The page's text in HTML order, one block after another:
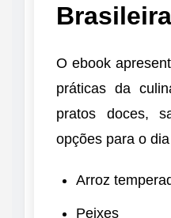
Brasileira
O ebook
práticas da
pratos doces,
opções para o
Arroz
Peixes